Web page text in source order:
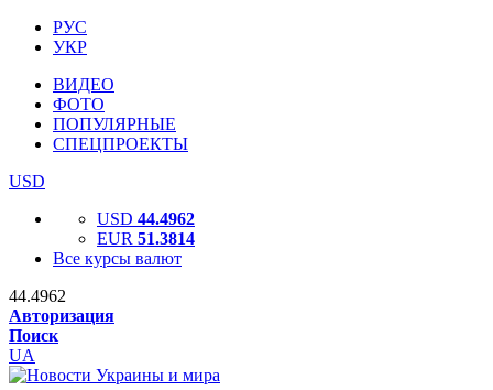
РУС
УКР
ВИДЕО
ФОТО
ПОПУЛЯРНЫЕ
СПЕЦПРОЕКТЫ
USD
USD 44.4962
EUR 51.3814
Все курсы валют
44.4962
Авторизация
Поиск
UA